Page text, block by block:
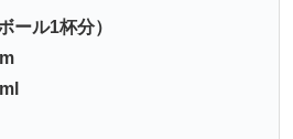
ール1杯分）